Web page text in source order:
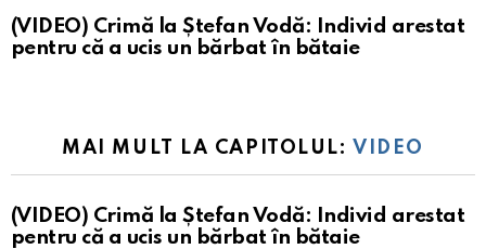
(VIDEO) Crimă la Ștefan Vodă: Individ arestat
pentru că a ucis un bărbat în bătaie
MAI MULT LA CAPITOLUL: VIDEO
(VIDEO) Crimă la Ștefan Vodă: Individ arestat
pentru că a ucis un bărbat în bătaie